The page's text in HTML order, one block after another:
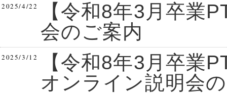
2025/4/22
【令和8年3月卒業
会のご案内
2025/3/12
【令和8年3月卒業
オンライン説明会